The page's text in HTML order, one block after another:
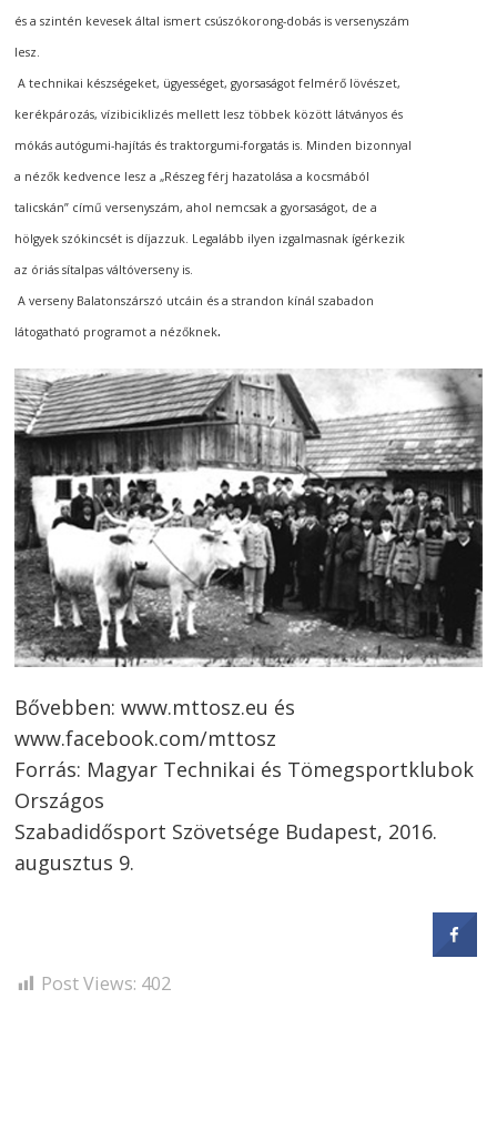
és a szintén kevesek által ismert csúszókorong-dobás is versenyszám
lesz.
A technikai készségeket, ügyességet, gyorsaságot felmérő lövészet,
kerékpározás, vízibiciklizés mellett lesz többek között látványos és
mókás autógumi-hajítás és traktorgumi-forgatás is. Minden bizonnyal
a nézők kedvence lesz a„Részeg férj hazatolása a kocsmából
talicskán” című versenyszám, ahol nemcsak a gyorsaságot, de a
hölgyek szókincsét is díjazzuk. Legalább ilyen izgalmasnak ígérkezik
az óriás sítalpas váltóverseny is.
A verseny Balatonszárszó utcáin és a strandon kínál szabadon
látogatható programot a nézőknek.
Bővebben: www.mttosz.eu és
www.facebook.com/mttosz
Forrás: Magyar Technikai és Tömegsportklubok
Országos
Szabadidősport Szövetsége Budapest, 2016.
augusztus 9.
Post Views: 402
Bejegyzés